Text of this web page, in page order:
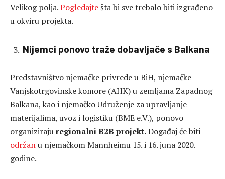
Velikog polja.Pogledajtešta bi sve trebalo biti izgrađeno
u okviru projekta.
Nijemci ponovo traže dobavljače s Balkana
Predstavništvo njemačke privrede u BiH, njemačke
Vanjskotrgovinske komore (AHK) u zemljama Zapadnog
Balkana, kao i njemačko Udruženje za upravljanje
materijalima, uvoz i logistiku (BME e.V.), ponovo
organizirajuregionalni B2B projekt.Događaj će biti
održanu njemačkom Mannheimu 15. i 16. juna 2020.
godine.